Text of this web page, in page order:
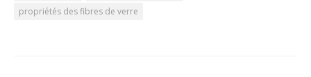
propriétés des fibres de verre